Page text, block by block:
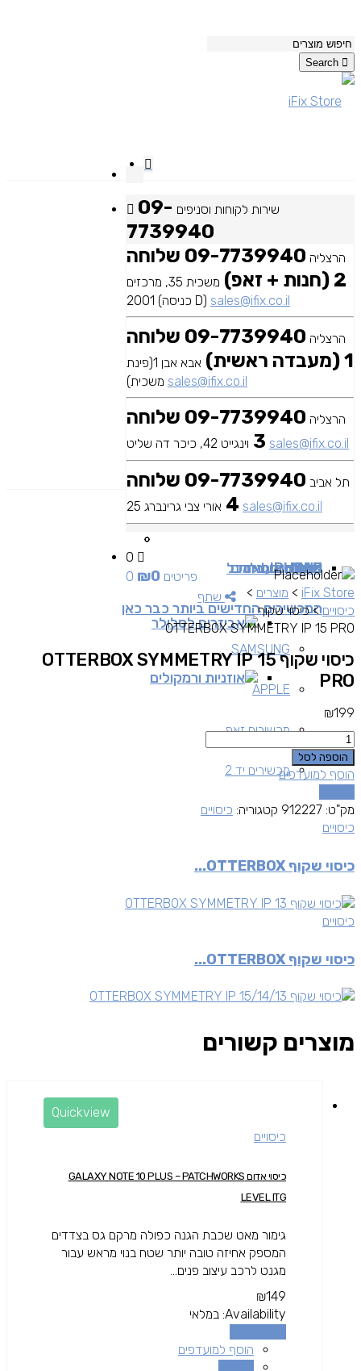
Search
שירות לקוחות וסניפים 09-
7739940
הרצליה
09-7739940 שלוחה
2 (חנות + זאפ)
משכית 35, מרכזים
2001 (כניסה D) sales@ifix.co.il
הרצליה
09-7739940 שלוחה
1 (מעבדה ראשית)
אבא אבן 1(פינת
משכית) sales@ifix.co.il
הרצליה
09-7739940 שלוחה
3 וינגייט 42, כיכר דה שליט sales@ifix.co.il
תל אביב
09-7739940 שלוחה
4 אורי צבי גרינברג 25 sales@ifix.co.il
0
0 פריטים
₪0 IPHONE
IPAD
MAC
אביזרים
אביזרים לסלולר
אוזניות ורמקולים
מכשירי סלולרכל
המכשירים החדישים ביותר כבר כאן
SAMSUNG
APPLE
מכשירים זאפ
מכשירים יד 2
שירותי מעבדה
כבלים ומתאמים
שתף iFix Store
> מוצרים >
כיסויים>כיסוי שקוף
OTTERBOX SYMMETRY IP 15 PRO
כיסוי שקוף OTTERBOX SYMMETRY IP 15
PRO
₪199
כמות
הוספה לסל
הוסף למועדפים
מק"ט: 912227 קטגוריה: כיסויים
כיסויים
כיסוי שקוף OTTERBOX...
כיסויים
כיסוי שקוף OTTERBOX...
מוצרים קשורים
Quickview
כיסויים
כיסוי אדום GALAXY NOTE 10 PLUS – PATCHWORKS
LEVEL ITG
גימור מאט שכבת הגנה כפולה מרקם גס בצדדים
המספק אחיזה טובה יותר שטח בנוי מראש עבור
מגנט לרכב עיצוב פנים...
₪149
Availability: במלאי
הוסף למועדפים